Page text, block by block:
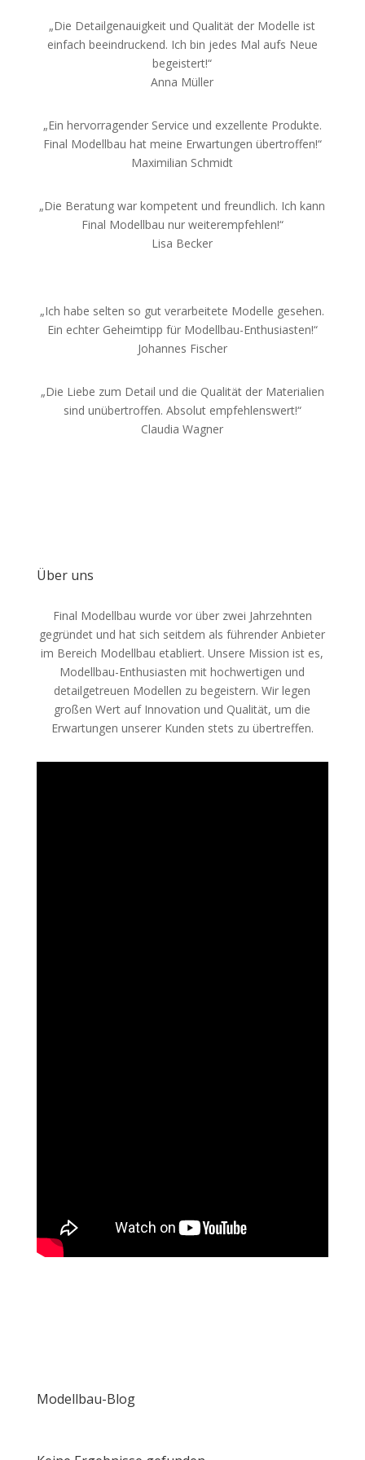
„Die Detailgenauigkeit und Qualität der Modelle ist
einfach beeindruckend. Ich bin jedes Mal aufs Neue
begeistert!“
Anna Müller
„Ein hervorragender Service und exzellente Produkte.
Final Modellbau hat meine Erwartungen übertroffen!“
Maximilian Schmidt
„Die Beratung war kompetent und freundlich. Ich kann
Final Modellbau nur weiterempfehlen!“
Lisa Becker
„Ich habe selten so gut verarbeitete Modelle gesehen.
Ein echter Geheimtipp für Modellbau-Enthusiasten!“
Johannes Fischer
„Die Liebe zum Detail und die Qualität der Materialien
sind unübertroffen. Absolut empfehlenswert!“
Claudia Wagner
Über uns
Final Modellbau wurde vor über zwei Jahrzehnten
gegründet und hat sich seitdem als führender Anbieter
im Bereich Modellbau etabliert. Unsere Mission ist es,
Modellbau-Enthusiasten mit hochwertigen und
detailgetreuen Modellen zu begeistern. Wir legen
großen Wert auf Innovation und Qualität, um die
Erwartungen unserer Kunden stets zu übertreffen.
Modellbau-Blog